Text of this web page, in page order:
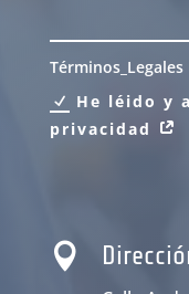
Términos_Legales
He léido y
privacidad
